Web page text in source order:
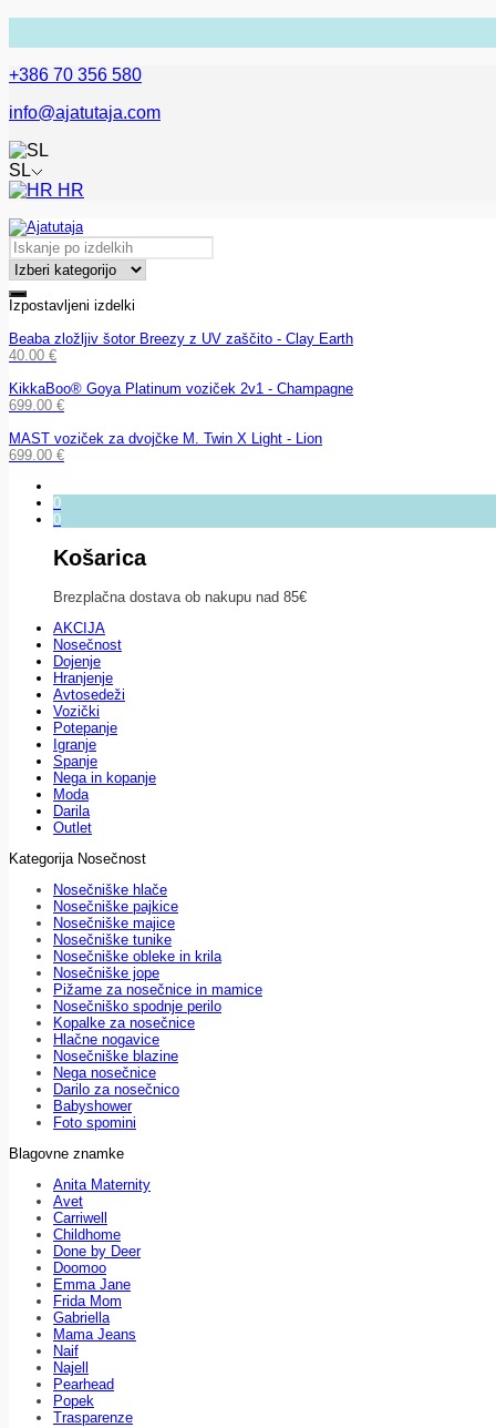
+386 70 356 580
info@ajatutaja.com
SL
HR
Izpostavljeni izdelki
Beaba zložljiv šotor Breezy z UV zaščito - Clay Earth
40.00 €
KikkaBoo® Goya Platinum voziček 2v1 - Champagne
699.00 €
MAST voziček za dvojčke M. Twin X Light - Lion
699.00 €
0
0
Košarica
Brezplačna dostava ob nakupu nad 85€
AKCIJA
Nosečnost
Dojenje
Hranjenje
Avtosedeži
Vozički
Potepanje
Igranje
Spanje
Nega in kopanje
Moda
Darila
Outlet
Kategorija Nosečnost
Nosečniške hlače
Nosečniške pajkice
Nosečniške majice
Nosečniške tunike
Nosečniške obleke in krila
Nosečniške jope
Pižame za nosečnice in mamice
Nosečniško spodnje perilo
Kopalke za nosečnice
Hlačne nogavice
Nosečniške blazine
Nega nosečnice
Darilo za nosečnico
Babyshower
Foto spomini
Blagovne znamke
Anita Maternity
Avet
Carriwell
Childhome
Done by Deer
Doomoo
Emma Jane
Frida Mom
Gabriella
Mama Jeans
Naif
Najell
Pearhead
Popek
Trasparenze